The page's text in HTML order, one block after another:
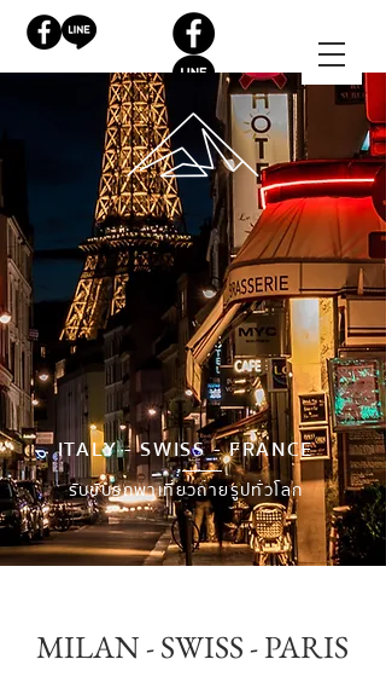
ITALY - SWISS - FRANCE
รับขับรถพาเที่ยวถ่ายรูปทั่วโลก
MILAN - SWISS - PARIS